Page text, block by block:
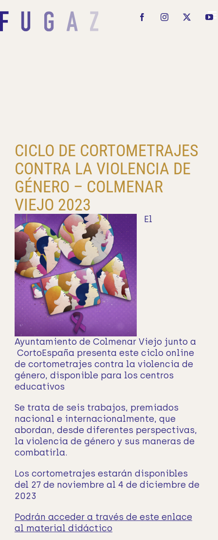
al
contenido
FacebookInstagram
CICLO DE CORTOMETRAJES
CONTRA LA VIOLENCIA DE
GÉNERO – COLMENAR
VIEJO 2023
El
Ayuntamiento de Colmenar Viejo junto a
CortoEspaña presenta este ciclo online
de cortometrajes contra la violencia de
género, disponible para los centros
educativos
Se trata de seis trabajos, premiados
nacional e internacionalmente, que
abordan, desde diferentes perspectivas,
la violencia de género y sus maneras de
combatirla.
Los cortometrajes estarán disponibles
del 27 de noviembre al 4 de diciembre de
2023
Podrán acceder a través de este enlace
al material didáctico